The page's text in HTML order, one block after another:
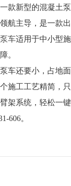
款新型的混凝土
航主导，是一款
车适用于中小型
。
车还要小，占地
施工工艺精简，
架系统，轻松一
606。